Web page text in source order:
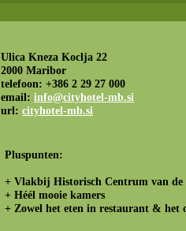
Ulica Kneza Koclja 22
2000 Maribor
telefoon: +386 2 29 27 000
email: info@cityhotel-mb.si
url: cityhotel-mb.si
Pluspunten:
+ Vlakbij Historisch Centrum van de
+ Héél mooie kamers
+ Zowel het eten in restaurant &